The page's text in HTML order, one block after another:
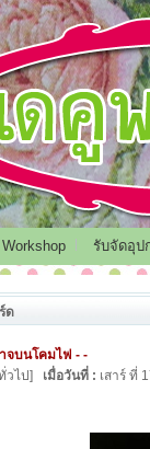
รับจัดอุป
ด
จบนโคมไฟ - -
วไป] เมื่อวันที่ : เสาร์ ที่